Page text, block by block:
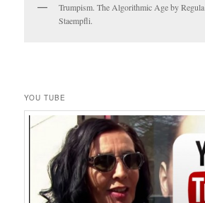
Trumpism. The Algorithmic Age by Regula
Staempfli.
YOU TUBE